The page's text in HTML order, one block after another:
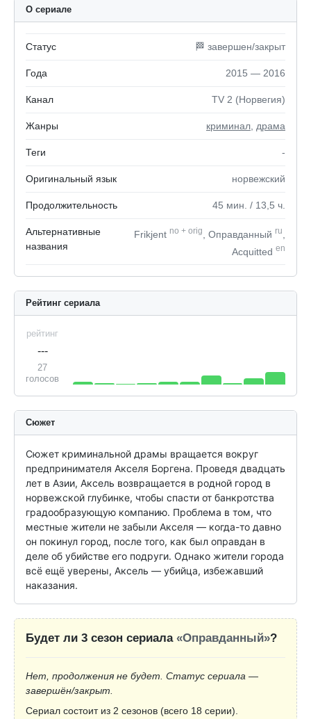
О сериале
Статус 🏁 завершен/закрыт
Года 2015 — 2016
Канал TV 2 (Норвегия)
Жанры криминал драма
Теги -
Оригинальный язык норвежский
Продолжительность 45 мин. / 13,5 ч.
Альтернативные
названия
Frikjent no + orig , Оправданный ru
Acquitted en
Рейтинг сериала
рейтинг
---
27
голосов
Сюжет
Сюжет криминальной драмы вращается вокруг
предпринимателя Акселя Боргена. Проведя двадцать
лет в Азии, Аксель возвращается в родной город в
норвежской глубинке, чтобы спасти от банкротства
градообразующую компанию. Проблема в том, что
местные жители не забыли Акселя — когда-то давно
он покинул город, после того, как был оправдан в
деле об убийстве его подруги. Однако жители города
всё ещё уверены, Аксель — убийца, избежавший
наказания.
Будет ли 3 сезон сериала «Оправданный»?
Нет, продолжения не будет. Статус сериала —
завершён/закрыт.
Сериал состоит из 2 сезонов (всего 18 серии).